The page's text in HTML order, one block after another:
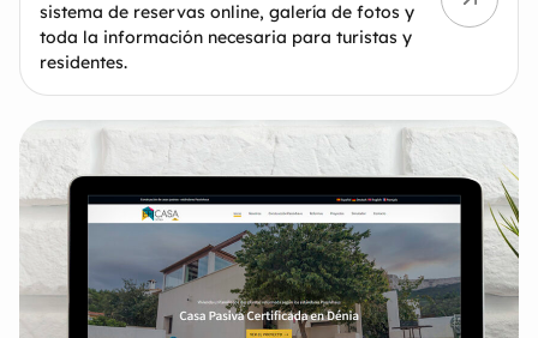
sistema de reservas online, galería de fotos y
toda la información necesaria para turistas y
residentes.